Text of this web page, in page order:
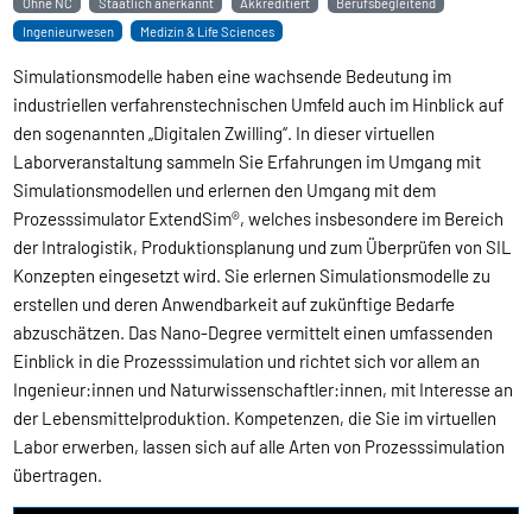
Ingenieurwesen
Medizin & Life Sciences
Simulationsmodelle haben eine wachsende Bedeutung im
industriellen verfahrenstechnischen Umfeld auch im Hinblick auf
den sogenannten „Digitalen Zwilling“. In dieser virtuellen
Laborveranstaltung sammeln Sie Erfahrungen im Umgang mit
Simulationsmodellen und erlernen den Umgang mit dem
Prozesssimulator ExtendSim®, welches insbesondere im Bereich
der Intralogistik, Produktionsplanung und zum Überprüfen von SIL
Konzepten eingesetzt wird. Sie erlernen Simulationsmodelle zu
erstellen und deren Anwendbarkeit auf zukünftige Bedarfe
abzuschätzen. Das Nano-Degree vermittelt einen umfassenden
Einblick in die Prozesssimulation und richtet sich vor allem an
Ingenieur:innen und Naturwissenschaftler:innen, mit Interesse an
der Lebensmittelproduktion. Kompetenzen, die Sie im virtuellen
Labor erwerben, lassen sich auf alle Arten von Prozesssimulation
übertragen.